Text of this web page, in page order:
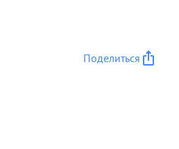
Поделиться